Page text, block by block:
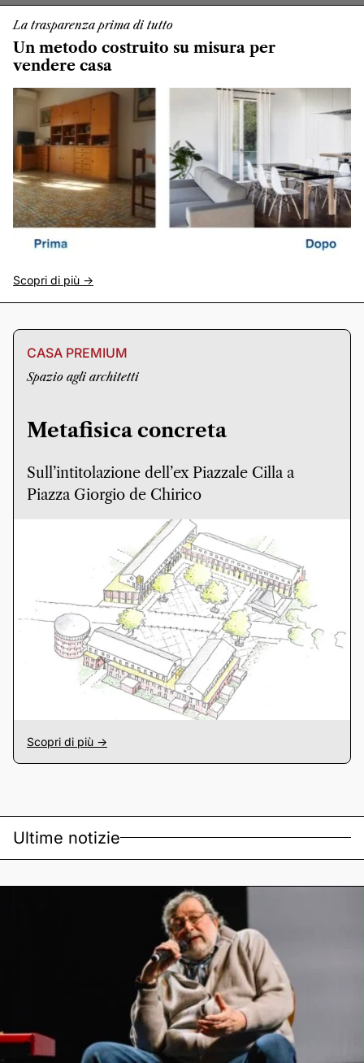
La trasparenza prima di tutto
Un metodo costruito su misura per
vendere casa
Scopri di più ->
CASA PREMIUM
Spazio agli architetti
Metafisica concreta
Sull’intitolazione dell’ex Piazzale Cilla a
Piazza Giorgio de Chirico
Scopri di più ->
Ultime notizie